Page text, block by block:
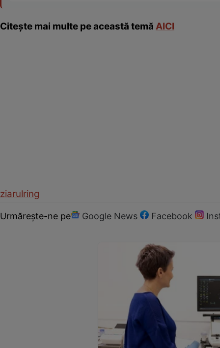
Citeşte mai multe pe această temă AICI
ziarulring
Urmărește-ne pe Google News Facebook